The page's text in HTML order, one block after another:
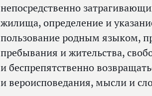
непосредственно
жилища, определение и
пользование родным языком,
пребывания и жительства,
и беспрепятственно
и вероисповедания, мысли и